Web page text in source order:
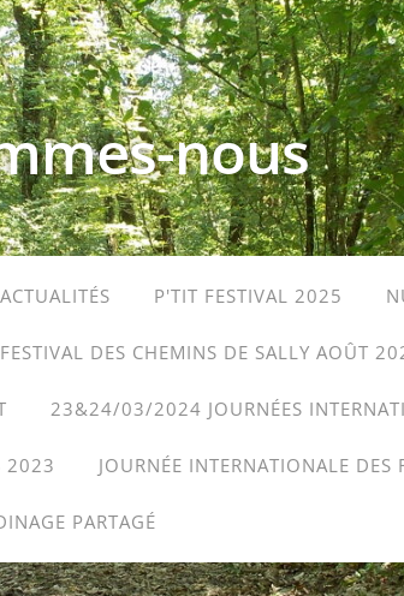
nous
ACTUALITÉS P'TIT FESTIVAL 2025
FESTIVAL DES CHEMINS DE SALLY AOÛT
23&24/03/2024 JOURNÉES
2023 JOURNÉE INTERNATIONALE DES
PARTAGÉ